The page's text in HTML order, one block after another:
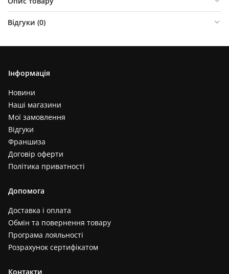
Відгуки (0)
Інформація
Новини
Наші магазини
Мої замовлення
Відгуки
Франшиза
Договір оферти
Політика приватності
Допомога
Доставка і оплата
Обмін та повернення товару
Програма лояльності
Розрахунок сертифікатом
Контакти